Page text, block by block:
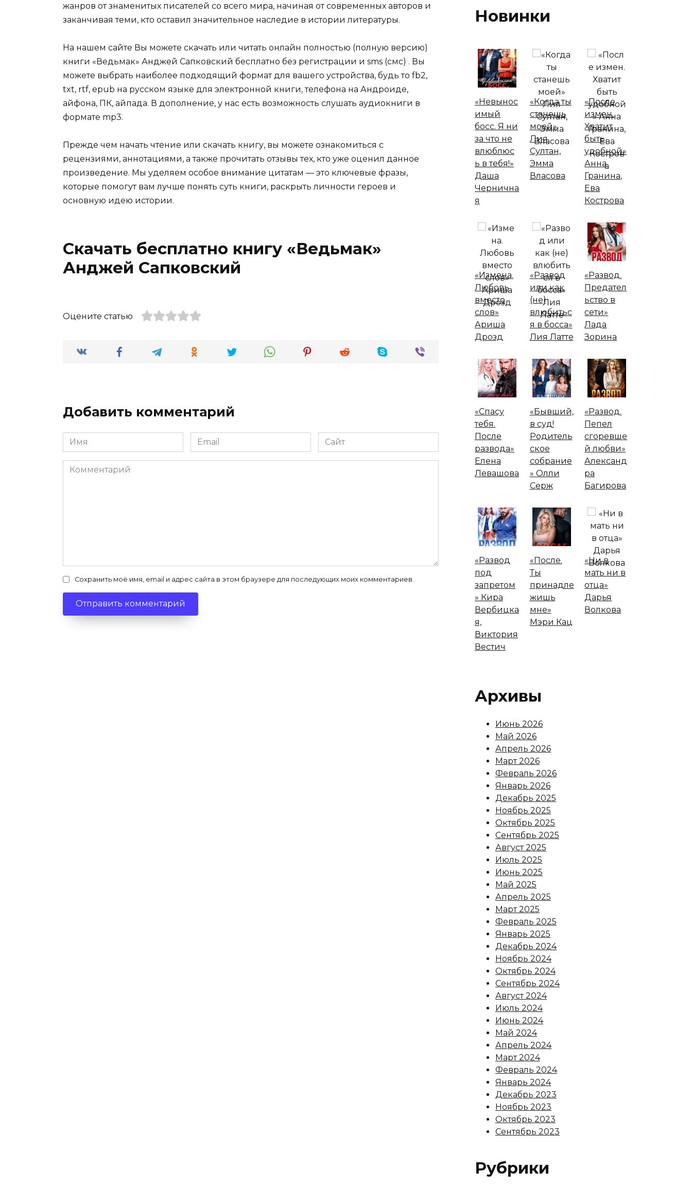
жанров от знаменитых писателей со всего мира, начиная от современных авторов и
заканчивая теми, кто оставил значительное наследие в истории литературы.
На нашем сайте Вы можете скачать или читать онлайн полностью (полную версию)
книги «Ведьмак» Анджей Сапковский бесплатно без регистрации и sms (смс) . Вы
можете выбрать наиболее подходящий формат для вашего устройства, будь то fb2,
txt, rtf, epub на русском языке для электронной книги, телефона на Андроиде,
айфона, ПК, айпада. В дополнение, у нас есть возможность слушать аудиокниги в
формате mp3.
Прежде чем начать чтение или скачать книгу, вы можете ознакомиться с
рецензиями, аннотациями, а также прочитать отзывы тех, кто уже оценил данное
произведение. Мы уделяем особое внимание цитатам — это ключевые фразы,
которые помогут вам лучше понять суть книги, раскрыть личности героев и
основную идею истории.
Скачать бесплатно книгу «Ведьмак»
Анджей Сапковский
Оцените статью
Добавить комментарий
Имя
*
Email
*
Сайт
Комментарий
Сохранить моё имя, email и адрес сайта в этом браузере для последующих моих комментариев.
Новинки
«Невынос
имый
босс. Я ни
за что не
влюблюс
ь в тебя!»
Даша
Чернична
я
«Когда ты
станешь
моей»
Лия
Султан,
Эмма
Власова
«После
измен.
Хватит
быть
удобной»
Анна
Гранина,
Ева
Кострова
«Измена.
Любовь
вместо
слов»
Ариша
Дрозд
«Развод
или как
(не)
влюбитьс
я в босса»
Лия Латте
«Развод.
Предател
ьство в
сети»
Лада
Зорина
«Спасу
тебя.
После
развода»
Елена
Левашова
«Бывший,
в суд!
Родитель
ское
собрание
» Олли
Серж
«Развод.
Пепел
сгоревше
й любви»
Александ
ра
Багирова
«Развод
под
запретом
» Кира
Вербицка
я,
Виктория
Вестич
«После.
Ты
принадле
жишь
мне»
Мэри Кац
«Ни в
мать ни в
отца»
Дарья
Волкова
Архивы
Июнь 2026
Май 2026
Апрель 2026
Март 2026
Февраль 2026
Январь 2026
Декабрь 2025
Ноябрь 2025
Октябрь 2025
Сентябрь 2025
Август 2025
Июль 2025
Июнь 2025
Май 2025
Апрель 2025
Март 2025
Февраль 2025
Январь 2025
Декабрь 2024
Ноябрь 2024
Октябрь 2024
Сентябрь 2024
Август 2024
Июль 2024
Июнь 2024
Май 2024
Апрель 2024
Март 2024
Февраль 2024
Январь 2024
Декабрь 2023
Ноябрь 2023
Октябрь 2023
Сентябрь 2023
Рубрики